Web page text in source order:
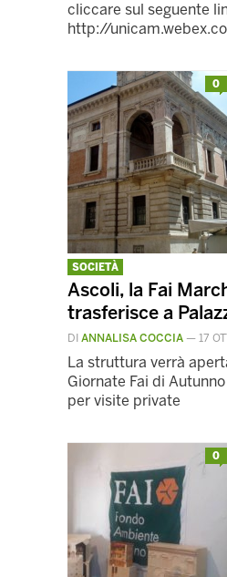
cliccare sul seguente
http://
0
SOCIETÀ
Ascoli, la Fai
trasferisce a
DI ANNALISA COCCIA — 17
La struttura verrà
Giornate Fai di
per visite private
0